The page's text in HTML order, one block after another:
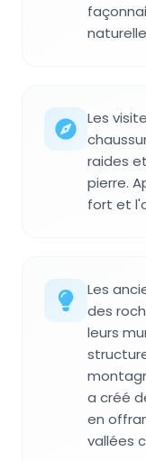
Les
raides
pierre.
fort et
Les
des
leurs
a créé
en
vallées